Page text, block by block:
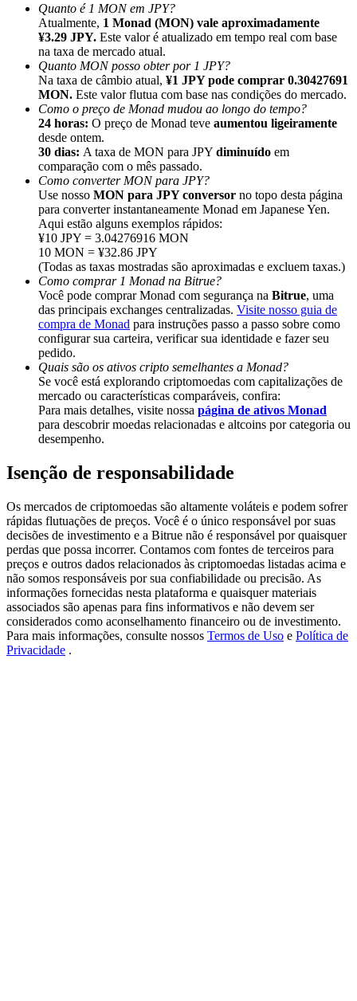
Indicação
Convide um amigo para receber recompensas em dinheiro
BTC Welcome Rewards
BTC Welcome Rewards
Deposit & Trade BTC to Share 25000 USDT prize pool!
Deposit CASHCAT & Win
Share 500000 CASHCAT prize pool
Exclusive for BitMart Users
Register & Trade to Win 500,000 USDT
Precious Metals Trading Carnival
Trade Gold & Silver · 33,333 USDT Bonus
Quanto é 1 MON em JPY?
Atualmente, 1 Monad (MON) vale aproximadamente
¥3.29 JPY. Este valor é atualizado em tempo real com base
na taxa de mercado atual.
Quanto MON posso obter por 1 JPY?
Na taxa de câmbio atual, ¥1 JPY pode comprar 0.30427691
MON. Este valor flutua com base nas condições do mercado.
Como o preço de Monad mudou ao longo do tempo?
24 horas: O preço de Monad teve aumentou ligeiramente
desde ontem.
30 dias: A taxa de MON para JPY diminuído em
comparação com o mês passado.
Como converter MON para JPY?
Use nosso MON para JPY conversor no topo desta página
para converter instantaneamente Monad em Japanese Yen.
Aqui estão alguns exemplos rápidos:
¥10 JPY = 3.04276916 MON
10 MON = ¥32.86 JPY
(Todas as taxas mostradas são aproximadas e excluem taxas.)
Como comprar 1 Monad na Bitrue?
Você pode comprar Monad com segurança na Bitrue, uma
das principais exchanges centralizadas. Visite nosso guia de
compra de Monad para instruções passo a passo sobre como
configurar sua carteira, verificar sua identidade e fazer seu
pedido.
Quais são os ativos cripto semelhantes a Monad?
Se você está explorando criptomoedas com capitalizações de
mercado ou características comparáveis, confira:
Para mais detalhes, visite nossa página de ativos Monad
para descobrir moedas relacionadas e altcoins por categoria ou
desempenho.
Isenção de responsabilidade
Os mercados de criptomoedas são altamente voláteis e podem sofrer
rápidas flutuações de preços. Você é o único responsável por suas
decisões de investimento e a Bitrue não é responsável por quaisquer
perdas que possa incorrer. Contamos com fontes de terceiros para
preços e outros dados relacionados às criptomoedas listadas acima e
não somos responsáveis por sua confiabilidade ou precisão. As
informações fornecidas nesta plataforma e quaisquer materiais
associados são apenas para fins informativos e não devem ser
considerados como aconselhamento financeiro ou de investimento.
Para mais informações, consulte nossos Termos de Uso e Política de
Privacidade .